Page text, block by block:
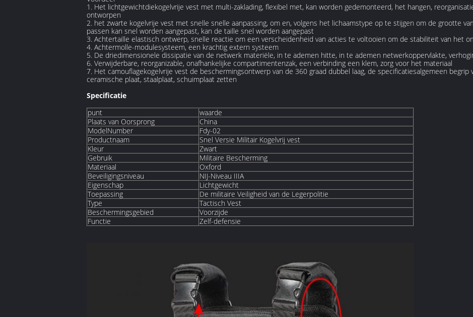
1. Het lichtgewichtdiekogelvrije vest met multi-zaklading, flexibel met, kan worden gedemonteerd, het hangen,
ontworpen
2. het zwarte kogelvrije vest met snelle snelle aanpassing, om en, volgens het lichaamstype op te stijgen om de grootte
passen kan snel worden aangepast, kan de taille snel worden aangepast
3. Achtertaille elastisch ontwerp, snelle reactie om een verscheidenheid van acties te voltooien om de stabiliteit van het
4. Achtermolle-modulesysteem, een krachtig extern systeem
5. De driedimensionele dissipatie van de netwerk materiële, in te ademen hitte, in te ademen netwerkoppervlakte,
6. Verwijderbare, reorganizable, onafhankelijke compartimentenzak, een verbinding een klem, zorg voor het materiaal
7. Het camouflagekogelvrije vest de beschermingsontwerp van de 360 graad dubbel laag, de specificatiesalgemeen
ceramische plaat, staalplaat, schuimplaat zetten
Specificatie
punt
waarde
Plaats van Oorsprong
China
ModelNumber
Fdy-02
Productnaam
Snel Versie Militair Kogelvrij vest
Kleur
Zwart
Gebruik
Militaire Bescherming
Materiaal
Oxford
Beveiligingsniveau
NIJ-Niveau IIIA
Eigenschap
Lichtgewicht
Toepassing
De militaire Veiligheid van de Legerpolitie
Type
Tactisch Vest
Beschermingsgebied
Voorzijde
Functie
Zelf-defensie